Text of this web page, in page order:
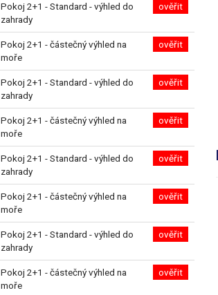
Pokoj 2+1 - Standard - výhled do
zahrady
ověřit
Pokoj 2+1 - částečný výhled na
moře
ověřit
Pokoj 2+1 - Standard - výhled do
zahrady
ověřit
Pokoj 2+1 - částečný výhled na
moře
ověřit
Pokoj 2+1 - Standard - výhled do
zahrady
ověřit
Pokoj 2+1 - částečný výhled na
moře
ověřit
Pokoj 2+1 - Standard - výhled do
zahrady
ověřit
Pokoj 2+1 - částečný výhled na
moře
ověřit